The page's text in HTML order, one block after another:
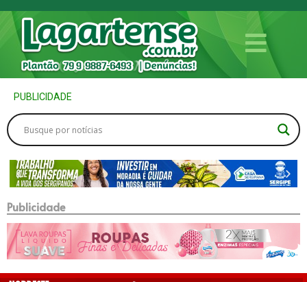
PUBLICIDADE
Publicidade